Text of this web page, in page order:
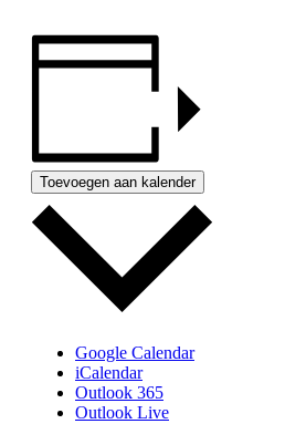
Toevoegen aan kalender
Google Calendar
iCalendar
Outlook 365
Outlook Live